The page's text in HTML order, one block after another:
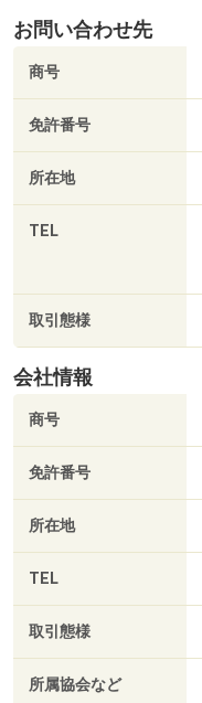
お問い合わせ先
商号
免許番号
所在地
TEL
取引態様
会社情報
商号
免許番号
所在地
TEL
取引態様
所属協会など